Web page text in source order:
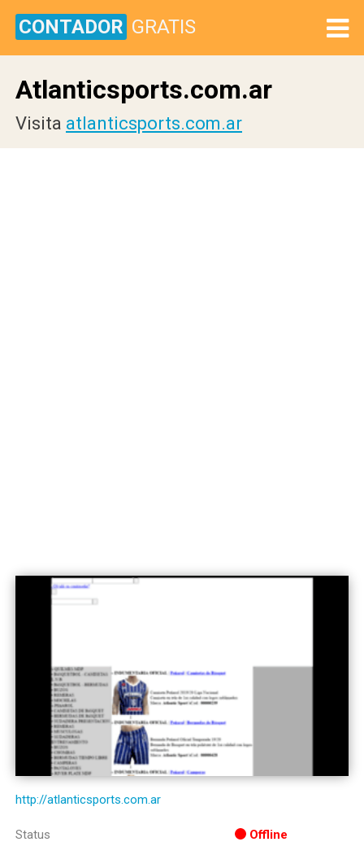
CONTADOR GRATIS
Atlanticsports.com.ar
Visita atlanticsports.com.ar
http://atlanticsports.com.ar
Status Offline